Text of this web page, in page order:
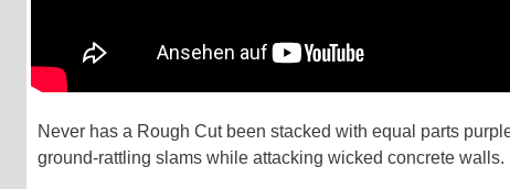
Never has a Rough Cut been stacked with equal parts
ground-rattling slams while attacking wicked concrete walls.